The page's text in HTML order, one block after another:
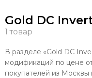
Gold DC
В разделе «Gold DC
модификаций по цене
покупателей из